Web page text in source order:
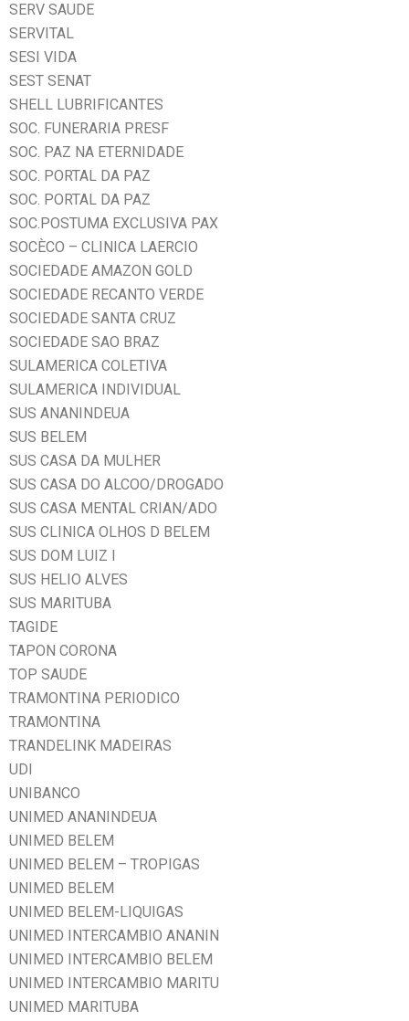
SERV SAUDE
SERVITAL
SESI VIDA
SEST SENAT
SHELL LUBRIFICANTES
SOC. FUNERARIA PRESF
SOC. PAZ NA ETERNIDADE
SOC. PORTAL DA PAZ
SOC. PORTAL DA PAZ
SOC.POSTUMA EXCLUSIVA PAX
SOCÈCO – CLINICA LAERCIO
SOCIEDADE AMAZON GOLD
SOCIEDADE RECANTO VERDE
SOCIEDADE SANTA CRUZ
SOCIEDADE SAO BRAZ
SULAMERICA COLETIVA
SULAMERICA INDIVIDUAL
SUS ANANINDEUA
SUS BELEM
SUS CASA DA MULHER
SUS CASA DO ALCOO/DROGADO
SUS CASA MENTAL CRIAN/ADO
SUS CLINICA OLHOS D BELEM
SUS DOM LUIZ I
SUS HELIO ALVES
SUS MARITUBA
TAGIDE
TAPON CORONA
TOP SAUDE
TRAMONTINA PERIODICO
TRAMONTINA
TRANDELINK MADEIRAS
UDI
UNIBANCO
UNIMED ANANINDEUA
UNIMED BELEM
UNIMED BELEM – TROPIGAS
UNIMED BELEM
UNIMED BELEM-LIQUIGAS
UNIMED INTERCAMBIO ANANIN
UNIMED INTERCAMBIO BELEM
UNIMED INTERCAMBIO MARITU
UNIMED MARITUBA